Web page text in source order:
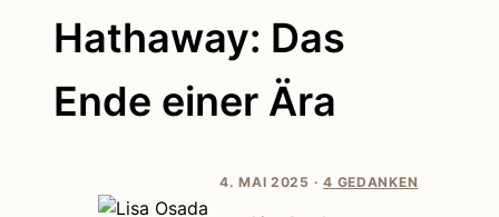
Hathaway: Das
Ende einer Ära
4. MAI 2025 ·4 GEDANKEN